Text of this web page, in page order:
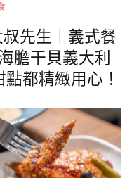
先生｜義式餐
膽干貝義大利
都精緻用心！